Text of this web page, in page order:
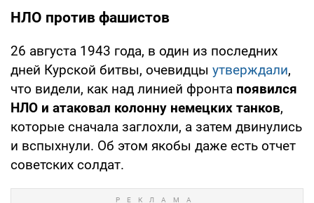
НЛО против фашистов
26 августа 1943 года, в один из последних
дней Курской битвы, очевидцы утверждали,
что видели, как над линией фронта появился
НЛО и атаковал колонну немецких танков,
которые сначала заглохли, а затем двинулись
и вспыхнули. Об этом якобы даже есть отчет
советских солдат.